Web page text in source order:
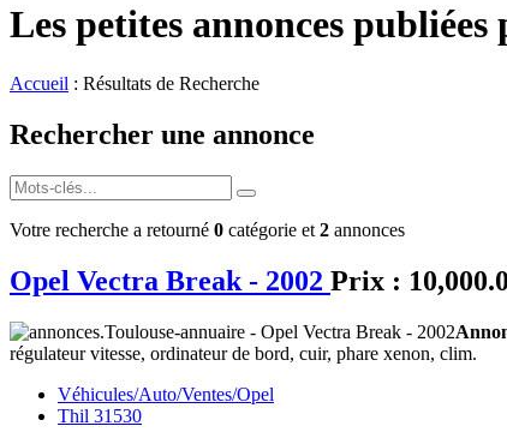
Les petites annonces publiées
Accueil : Résultats de Recherche
Rechercher une annonce
Votre recherche a retourné 0 catégorie et 2 annonces
Opel Vectra Break - 2002 Prix :
régulateur vitesse, ordinateur de bord, cuir, phare xenon, clim.
Véhicules/Auto/Ventes/Opel
Thil 31530